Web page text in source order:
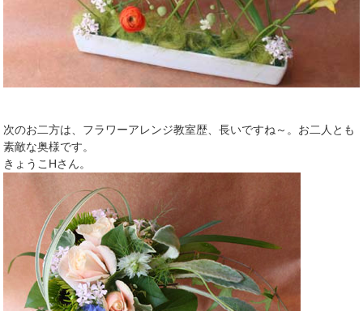
次のお二方は、フラワーアレンジ教室歴、長いですね～。お二人とも
素敵な奥様です。
きょうこHさん。